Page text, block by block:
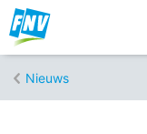
Nieuws